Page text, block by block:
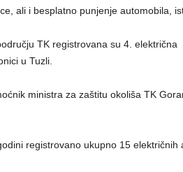
ali i besplatno punjenje automobila,
TK registrovana su 4.
u Tuzli.
ministra za zaštitu okoliša TK
registrovano ukupno 15 električnih